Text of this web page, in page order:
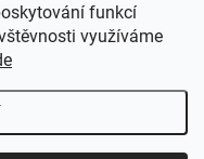
funkcí
využíváme
Upravit nastavení